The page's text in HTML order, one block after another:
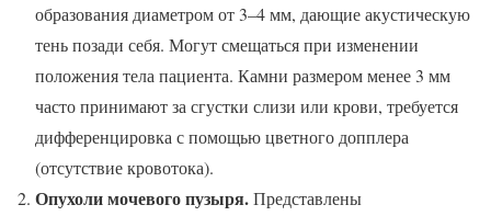
образования диаметром от 3–4 мм, дающие акустическую
тень позади себя. Могут смещаться при изменении
положения тела пациента. Камни размером менее 3 мм
часто принимают за сгустки слизи или крови, требуется
дифференцировка с помощью цветного допплера
(отсутствие кровотока).
Опухоли мочевого пузыря.Представлены